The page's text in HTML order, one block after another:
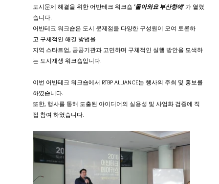
도시문제 해결을 위한 어반테크 워크숍 '돌아와요 부산항에' 가 열렸
습니다.
어반테크 워크숍은 도시 문제점을 다양한 구성원이 모여 토론하
고 구체적인 해결 방법을
지역 스타트업, 공공기관과 고민하며 구체적인 실행 방안을 모색하
는 도시재생 워크숍입니다.
​이번 어반테크 워크숍에서 RTBP ALLIANCE는 행사의 주최 및 홍보를
하였습니다.
또한, 행사를 통해 도출된 아이디어의 실용성 및 사업화 검증에 직
접 참여 하였습니다.